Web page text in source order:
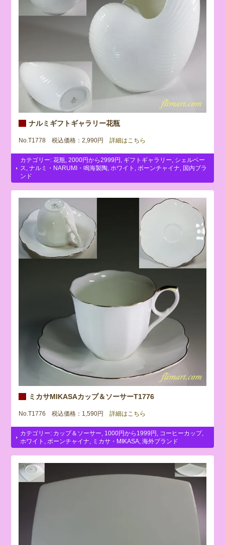
ナルミギフトギャラリー花瓶
No.T1778 税込価格：2,990円 詳細はこちら
カテゴリー:花瓶 ,2000円から2999円 ギフトギャラリー
シェルベー
ス
,ナルミ・NARUMI・鳴海製陶 ホワイト ボーンチャイナ
国内ブラ
ンド
ミカサMIKASAカップ＆ソーサーT1776
No.T1776 税込価格：1,590円 詳細はこちら
カテゴリー: カップ＆ソーサー 1000円から1999円 コーヒーカップ,
ホワイト
ボーンチャイナ ミカサ・MIKASA ,海外ブランド